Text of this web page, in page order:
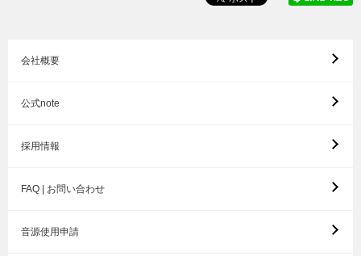
会社概要
公式note
採用情報
FAQ | お問い合わせ
音源使用申請